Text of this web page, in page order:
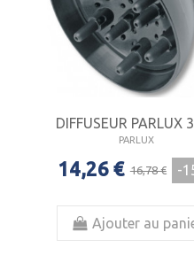
DIFFUSEUR PARLUX
PARLUX
14,26 € 16,78 € -
Ajouter au